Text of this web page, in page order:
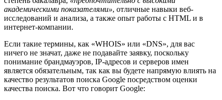
академическими показателями», отличные навыки веб-
исследований и анализа, а также опыт работы с HTML и в
интернет-компании.
Если такие термины, как «WHOIS» или «DNS», для вас
ничего не значат, даже не подавайте заявку, поскольку
понимание брандмауэров, IP-адресов и серверов имен
является обязательным, так как вы будете напрямую влиять на
качество результатов поиска Google посредством оценки
качества поиска. Вот что говорит Google: